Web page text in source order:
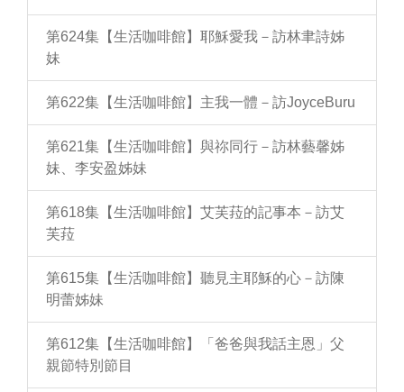
第624集【生活咖啡館】耶穌愛我－訪林聿詩姊
妹
第622集【生活咖啡館】主我一體－訪JoyceBuru
第621集【生活咖啡館】與祢同行－訪林藝馨姊
妹、李安盈姊妹
第618集【生活咖啡館】艾芙菈的記事本－訪艾
芙菈
第615集【生活咖啡館】聽見主耶穌的心－訪陳
明蕾姊妹
第612集【生活咖啡館】「爸爸與我話主恩」父
親節特別節目